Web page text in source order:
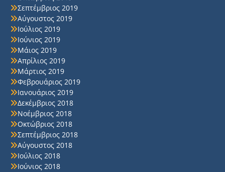
Σεπτέμβριος 2019
Αύγουστος 2019
Ιούλιος 2019
Ιούνιος 2019
Μάιος 2019
Απρίλιος 2019
Μάρτιος 2019
Φεβρουάριος 2019
Ιανουάριος 2019
Δεκέμβριος 2018
Νοέμβριος 2018
Οκτώβριος 2018
Σεπτέμβριος 2018
Αύγουστος 2018
Ιούλιος 2018
Ιούνιος 2018